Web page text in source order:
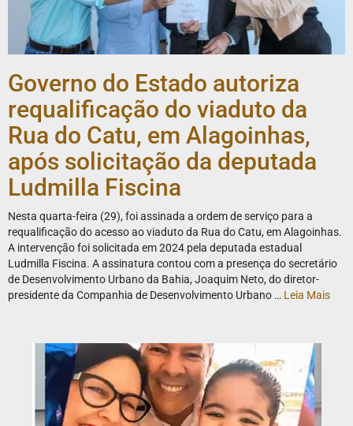
Governo do Estado autoriza
requalificação do viaduto da
Rua do Catu, em Alagoinhas,
após solicitação da deputada
Ludmilla Fiscina
Nesta quarta-feira (29), foi assinada a ordem de serviço para a
requalificação do acesso ao viaduto da Rua do Catu, em Alagoinhas.
A intervenção foi solicitada em 2024 pela deputada estadual
Ludmilla Fiscina. A assinatura contou com a presença do secretário
de Desenvolvimento Urbano da Bahia, Joaquim Neto, do diretor-
presidente da Companhia de Desenvolvimento Urbano … Leia Mais